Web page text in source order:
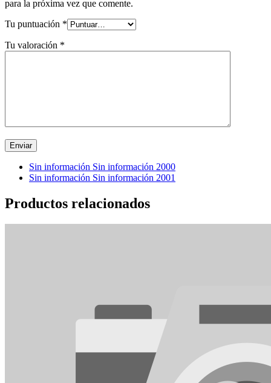
para la próxima vez que comente.
Tu puntuación *
Tu valoración *
Sin información Sin información 2000
Sin información Sin información 2001
Productos relacionados